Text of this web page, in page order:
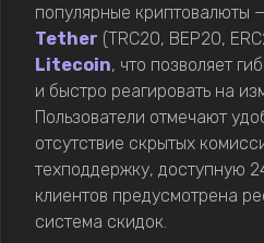
популярные криптовалюты
Tether (TRC20, BEP20,
Litecoin, что позволяет
и быстро реагировать на
Пользователи отмечают
отсутствие скрытых
техподдержку, доступную
клиентов предусмотрена
система скидок.